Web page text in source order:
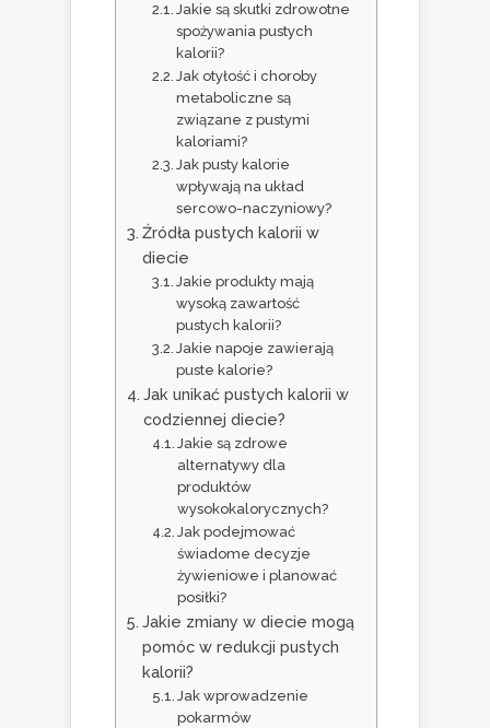
Jakie są skutki zdrowotne
spożywania pustych
kalorii?
Jak otyłość i choroby
metaboliczne są
związane z pustymi
kaloriami?
Jak pusty kalorie
wpływają na układ
sercowo-naczyniowy?
Źródła pustych kalorii w
diecie
Jakie produkty mają
wysoką zawartość
pustych kalorii?
Jakie napoje zawierają
puste kalorie?
Jak unikać pustych kalorii w
codziennej diecie?
Jakie są zdrowe
alternatywy dla
produktów
wysokokalorycznych?
Jak podejmować
świadome decyzje
żywieniowe i planować
posiłki?
Jakie zmiany w diecie mogą
pomóc w redukcji pustych
kalorii?
Jak wprowadzenie
pokarmów